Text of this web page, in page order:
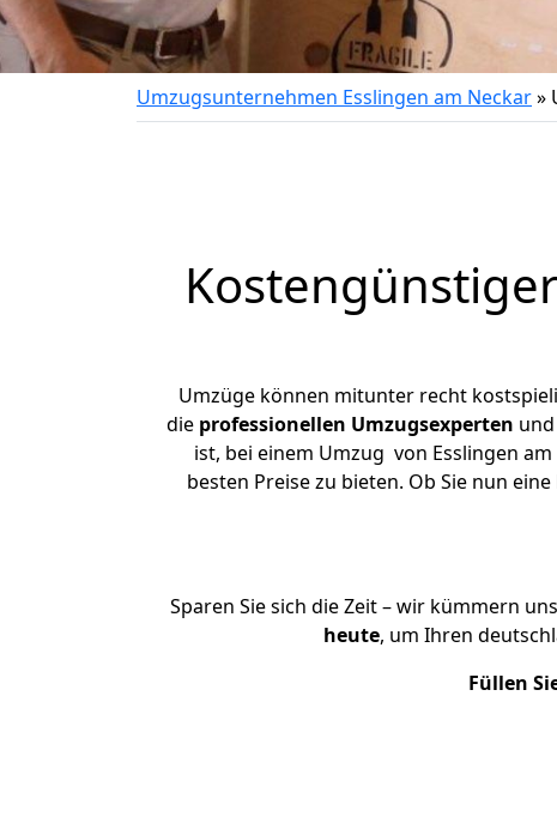
Umzugsunternehmen Esslingen am Neckar»
Umzüge können mitunter recht
die professionellen Umzugsexperten
ist, bei einem Umzug von Esslingen
besten Preise zu bieten. Ob Sie nun
Sparen Sie sich die Zeit – wir kümmern
heute, um Ihren
Füllen